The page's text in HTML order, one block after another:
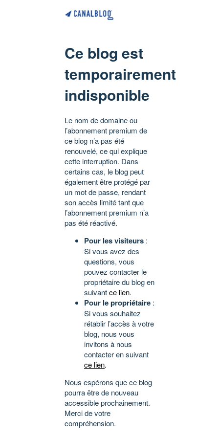
Ce blog est
temporairement
indisponible
Le nom de domaine ou
l’abonnement premium de
ce blog n’a pas été
renouvelé, ce qui explique
cette interruption. Dans
certains cas, le blog peut
également être protégé par
un mot de passe, rendant
son accès limité tant que
l’abonnement premium n’a
pas été réactivé.
Pour les visiteurs :
Si vous avez des
questions, vous
pouvez contacter le
propriétaire du blog en
suivantce lien.
Pour le propriétaire :
Si vous souhaitez
rétablir l’accès à votre
blog, nous vous
invitons à nous
contacter en suivant
ce lien.
Nous espérons que ce blog
pourra être de nouveau
accessible prochainement.
Merci de votre
compréhension.